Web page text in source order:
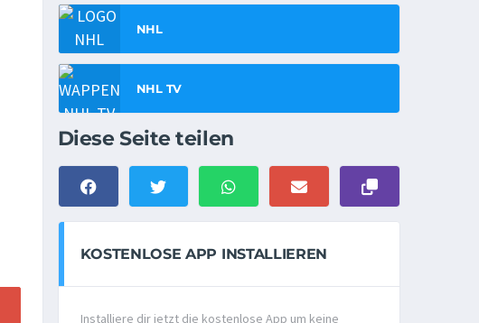
NHL
NHL TV
Diese Seite teilen
KOSTENLOSE APP INSTALLIEREN
Installiere dir jetzt die kostenlose App um keine